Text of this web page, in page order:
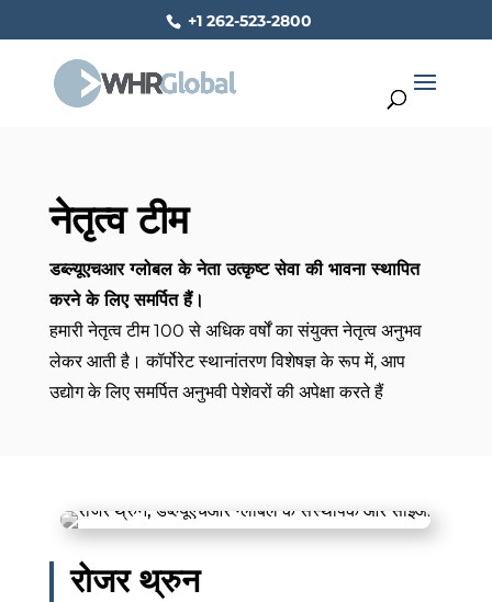
+1 262-523-2800
नेतृत्व टीम
डब्ल्यूएचआर ग्लोबल के नेता उत्कृष्ट सेवा की भावना स्थापित
करने के लिए समर्पित हैं।
हमारी नेतृत्व टीम 100 से अधिक वर्षों का संयुक्त नेतृत्व अनुभव
लेकर आती है। कॉर्पोरेट स्थानांतरण विशेषज्ञ के रूप में, आप
उद्योग के लिए समर्पित अनुभवी पेशेवरों की अपेक्षा करते हैं
रोजर थ्रुन